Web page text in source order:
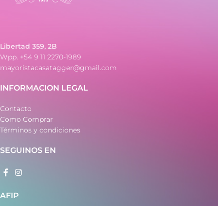
Libertad 359, 2B
Wpp. +54 9 11 2270-1989
mayoristacasatagger@gmail.com
INFORMACION LEGAL
Contacto
Como Comprar
Términos y condiciones
SEGUINOS EN
AFIP